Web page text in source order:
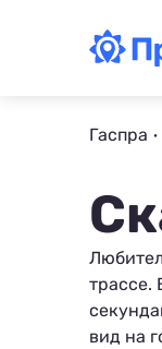
Гаспра
трассе.
вид на